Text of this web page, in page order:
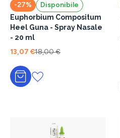
-27% Disponibile
Euphorbium Compositum
Heel Guna - Spray Nasale
- 20 ml
13,07 €18,00 €
Aggiungi al carrello